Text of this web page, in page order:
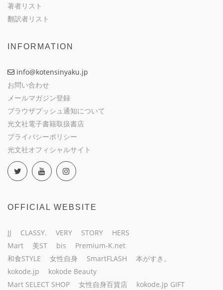
著者リスト
翻訳者リスト
INFORMATION
info@kotensinyaku.jp
お問い合わせ
メールマガジン登録
ブラウザプッシュ通知について
光文社電子書籍取扱書店
プライバシーポリシー
光文社オフィシャルサイト
OFFICIAL WEBSITE
JJ CLASSY. VERY STORY
HERS
Mart
美ST bis
Premium-K.net
和食STYLE
女性自身 SmartFLASH
本がすき。
kokode.jp
kokode Beauty
Mart SELECT SHOP
女性自身百貨店 kokode.jp GIFT